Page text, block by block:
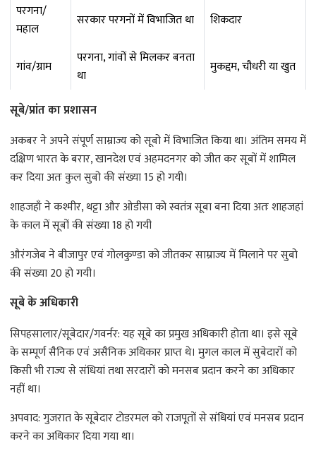
परगना/
महाल
सरकार परगनों में विभाजित था शिकदार
गांव/ग्राम
परगना, गांवों से मिलकर बनता
था
मुकद्दम, चौधरी या खुत
सूबे/प्रांत का प्रशासन
अकबर ने अपने संपूर्ण साम्राज्य को सूबो में विभाजित किया था। अंतिम समय में
दक्षिण भारत के बरार, खानदेश एवं अहमदनगर को जीत कर सूबों में शामिल
कर दिया अतः कुल सुबो की संख्या 15 हो गयी।
शाहजहाँ ने कश्मीर, थट्टा और ओडीसा को स्वतंत्र सूबा बना दिया अतः शाहजहां
के काल में सूबों की संख्या 18 हो गयी
औरंगजेब ने बीजापुर एवं गोलकुण्डा को जीतकर साम्राज्य में मिलाने पर सुबो
की संख्या 20 हो गयी।
सूबे के अधिकारी
सिपहसालार/सूबेदार/गवर्नर: यह सूबे का प्रमुख अधिकारी होता था। इसे सूबे
के सम्पूर्ण सैनिक एवं असैनिक अधिकार प्राप्त थे। मुगल काल में सुबेदारों को
किसी भी राज्य से संधियां तथा सरदारों को मनसब प्रदान करने का अधिकार
नहीं था।
अपवाद: गुजरात के सूबेदार टोडरमल को राजपूतों से संधियां एवं मनसब प्रदान
करने का अधिकार दिया गया था।